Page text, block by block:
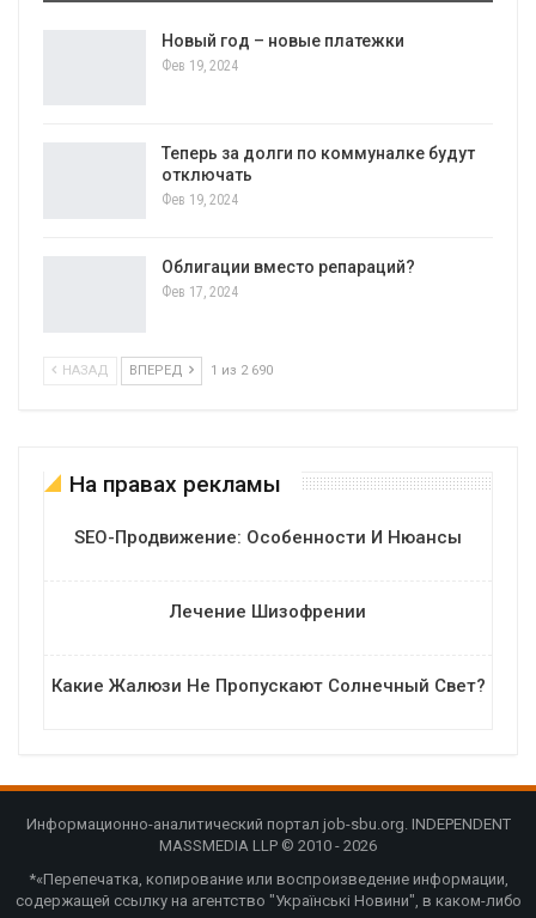
Новый год – новые платежки
Фев 19, 2024
Теперь за долги по коммуналке будут
отключать
Фев 19, 2024
Облигации вместо репараций?
Фев 17, 2024
НАЗАД ВПЕРЕД 1 из 2 690
На правах рекламы
SEO-Продвижение: Особенности И Нюансы
Лечение Шизофрении
Какие Жалюзи Не Пропускают Солнечный Свет?
Информационно-аналитический портал job-sbu.org. INDEPENDENT
MASSMEDIA LLP © 2010 - 2026
*«Перепечатка, копирование или воспроизведение информации,
содержащей ссылку на агентство "Українські Новини", в каком-либо